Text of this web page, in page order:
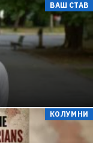
ВАШ СТАВ
КОЛУМНИ